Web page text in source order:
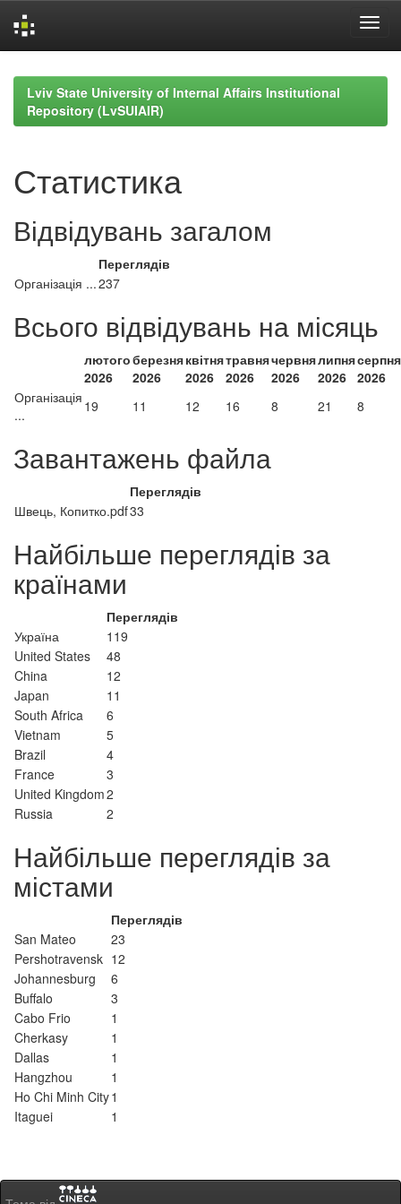
navigationLviv State University of Internal Affairs Institutional
Repository (LvSUIAIR)
Статистика
Відвідувань загалом
Переглядів
Організація ...237
Всього відвідувань на місяць
лютого
2026
березня
2026
квітня
2026
травня
2026
червня
2026
липня
2026
серпня
2026
Організація
...
19 11 12 16 8 21 8
Завантажень файла
Переглядів
Швець, Копитко.pdf33
Найбільше переглядів за
країнами
Переглядів
Україна
119
United States
48
China
12
Japan
11
South Africa
6
Vietnam
5
Brazil
4
France
3
United Kingdom2
Russia
2
Найбільше переглядів за
містами
Переглядів
San Mateo
23
Pershotravensk 12
Johannesburg
6
Buffalo
3
Cabo Frio
1
Cherkasy
1
Dallas
1
Hangzhou
1
Ho Chi Minh City1
Itaguei
1